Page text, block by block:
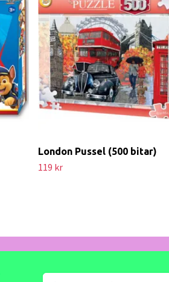
London Pussel (500 bitar)
119 kr